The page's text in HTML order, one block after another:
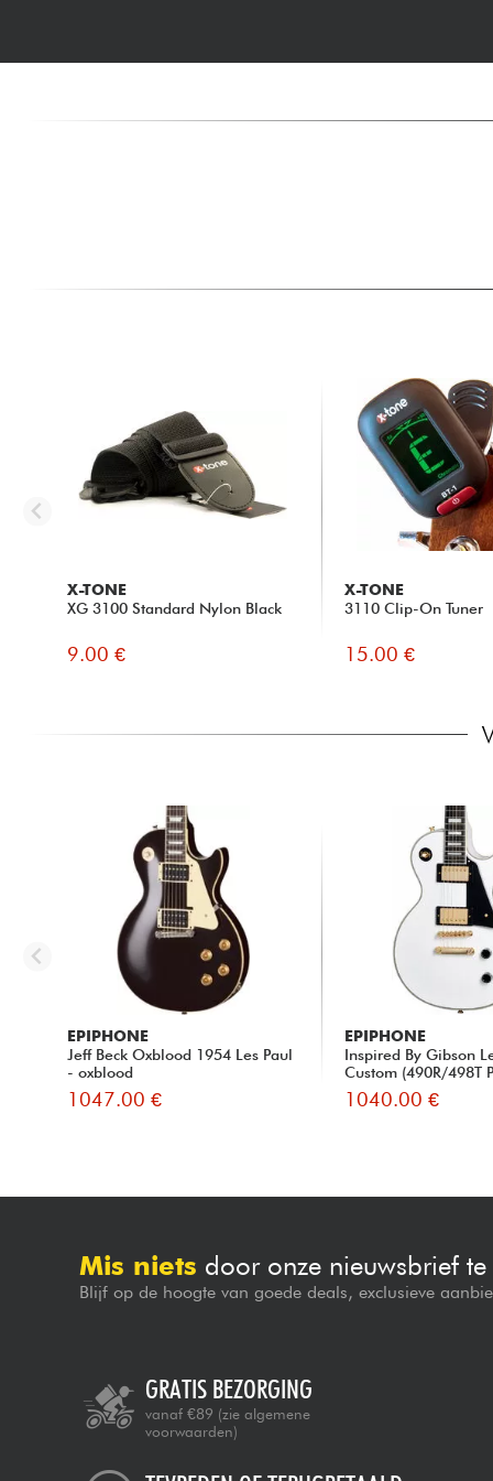
X-TONE
XG 3100 Standard Nylon Black
9.00 €
X-TONE
3110 Clip-On Tuner
15.00 €
EPIPHONE
Jeff Beck Oxblood 1954 Les Paul
- oxblood
1047.00 €
EPIPHONE
Inspired By Gibson
Custom (490R/498T
1040.00 €
Mis niets door onze nieuwsbrief
Blijf op de hoogte van goede deals, exclusieve
GRATIS BEZORGING
vanaf €89 (zie algemene
voorwaarden)